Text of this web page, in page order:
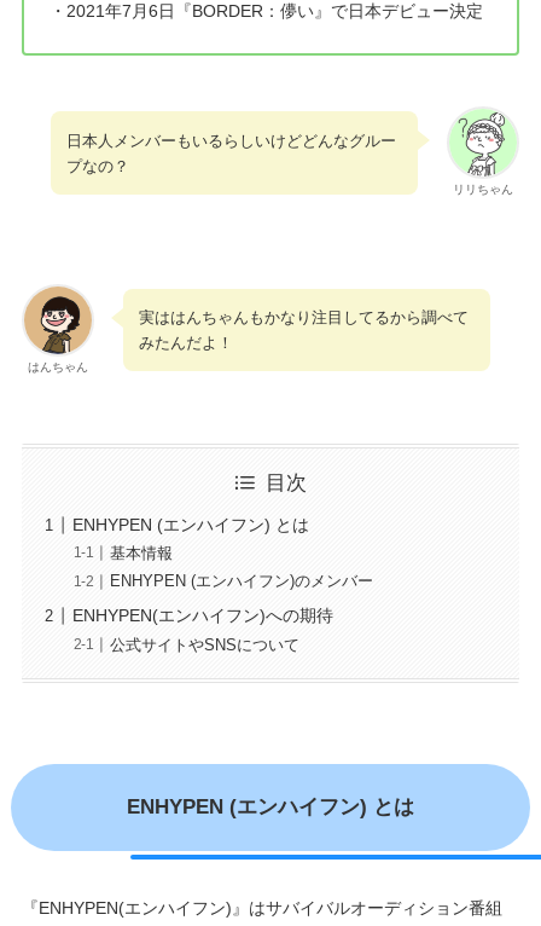
・2021年7月6日『BORDER：儚い』で日本デビュー決定
リリちゃん
日本人メンバーもいるらしいけどどんなグルー
プなの？
はんちゃん
実ははんちゃんもかなり注目してるから調べて
みたんだよ！
目次
ENHYPEN (エンハイフン) とは
基本情報
ENHYPEN (エンハイフン)のメンバー
ENHYPEN(エンハイフン)への期待
公式サイトやSNSについて
ENHYPEN (エンハイフン) とは
『ENHYPEN(エンハイフン)』はサバイバルオーディション番組